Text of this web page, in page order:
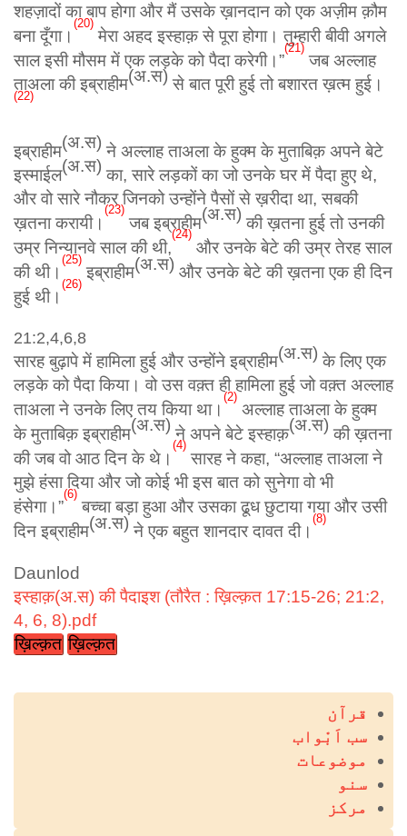
शहज़ादों का बाप होगा और मैं उसके ख़ानदान को एक अज़ीम क़ौम
बना दूँगा।
(20)
मेरा अहद इस्हाक़ से पूरा होगा। तुम्हारी बीवी अगले
साल इसी मौसम में एक लड़के को पैदा करेगी।”
(21)
जब अल्लाह
ताअला की इब्राहीम(अ.स) से बात पूरी हुई तो बशारत ख़त्म हुई।
(22)
इब्राहीम(अ.स) ने अल्लाह ताअला के हुक्म के मुताबिक़ अपने बेटे
इस्माईल(अ.स) का, सारे लड़कों का जो उनके घर में पैदा हुए थे,
और वो सारे नौकर जिनको उन्होंने पैसों से ख़रीदा था, सबकी
ख़तना करायी।
(23)
जब इब्राहीम(अ.स) की ख़तना हुई तो उनकी
उम्र निन्यानवे साल की थी,
(24)
और उनके बेटे की उम्र तेरह साल
की थी।
(25)
इब्राहीम(अ.स) और उनके बेटे की ख़तना एक ही दिन
हुई थी।
(26)
21:2,4,6,8
सारह बुढ़ापे में हामिला हुई और उन्होंने इब्राहीम(अ.स) के लिए एक
लड़के को पैदा किया। वो उस वक़्त ही हामिला हुई जो वक़्त अल्लाह
ताअला ने उनके लिए तय किया था।
(2)
अल्लाह ताअला के हुक्म
के मुताबिक़ इब्राहीम(अ.स) ने अपने बेटे इस्हाक़(अ.स) की ख़तना
की जब वो आठ दिन के थे।
(4)
सारह ने कहा, “अल्लाह ताअला ने
मुझे हंसा दिया और जो कोई भी इस बात को सुनेगा वो भी
हंसेगा।”
(6)
बच्चा बड़ा हुआ और उसका ढूध छुटाया गया और उसी
दिन इब्राहीम(अ.स) ने एक बहुत शानदार दावत दी।
(8)
Daunlod
इस्हाक़(अ.स) की पैदाइश (तौरैत : ख़िल्क़त 17:15-26; 21:2,
4, 6, 8).pdf
ख़िल्क़त ख़िल्क़त
Main
navigation
قرآن
سب اَبْواب
موضوعات
سنو
مرکز